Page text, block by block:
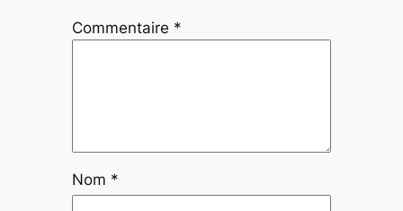
Commentaire *
Nom *